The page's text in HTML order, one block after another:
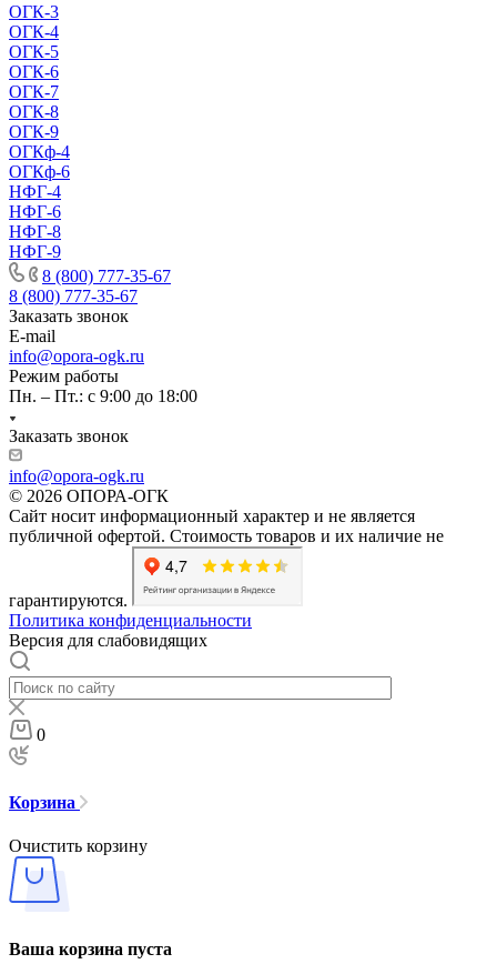
ОГК-3
ОГК-4
ОГК-5
ОГК-6
ОГК-7
ОГК-8
ОГК-9
ОГКф-4
ОГКф-6
НФГ-4
НФГ-6
НФГ-8
НФГ-9
8 (800) 777-35-67
8 (800) 777-35-67
Заказать звонок
E-mail
info@opora-ogk.ru
Режим работы
Пн. – Пт.: с 9:00 до 18:00
Заказать звонок
info@opora-ogk.ru
© 2026 ОПОРА-ОГК
Сайт носит информационный характер и не является
публичной офертой. Стоимость товаров и их наличие не
гарантируются.
Политика конфиденциальности
Версия для слабовидящих
0
Корзина
Очистить корзину
Ваша корзина пуста